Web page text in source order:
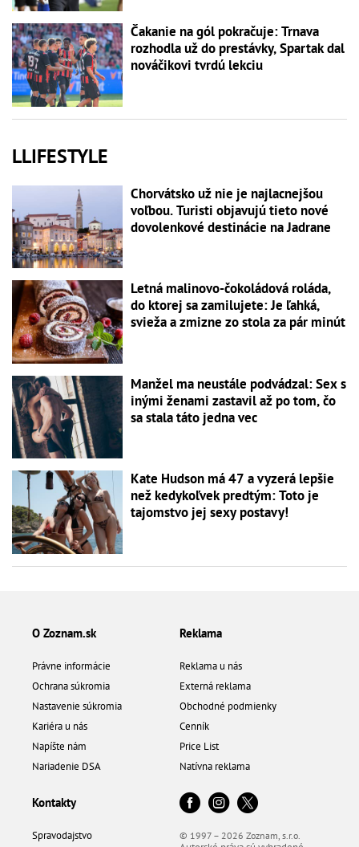
Čakanie na gól pokračuje: Trnava
rozhodla už do prestávky, Spartak dal
nováčikovi tvrdú lekciu
LLIFESTYLE
Chorvátsko už nie je najlacnejšou
voľbou. Turisti objavujú tieto nové
dovolenkové destinácie na Jadrane
Letná malinovo-čokoládová roláda,
do ktorej sa zamilujete: Je ľahká,
svieža a zmizne zo stola za pár minút
Manžel ma neustále podvádzal: Sex s
inými ženami zastavil až po tom, čo
sa stala táto jedna vec
Kate Hudson má 47 a vyzerá lepšie
než kedykoľvek predtým: Toto je
tajomstvo jej sexy postavy!
O Zoznam.sk
Právne informácie
Ochrana súkromia
Nastavenie súkromia
Kariéra u nás
Napíšte nám
Nariadenie DSA
Reklama
Reklama u nás
Externá reklama
Obchodné podmienky
Cenník
Price List
Natívna reklama
Kontakty
Spravodajstvo © 1997 – 2026 Zoznam, s.r.o.